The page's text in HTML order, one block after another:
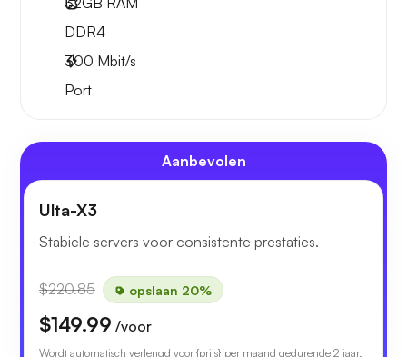
DDR4
300 Mbit/s
Port
Aanbevolen
Ulta-X3
Stabiele servers voor consistente prestaties.
$220.85 opslaan 20%
$149.99 /voor
Wordt automatisch verlengd voor {prijs} per maand gedurende 2 jaar.